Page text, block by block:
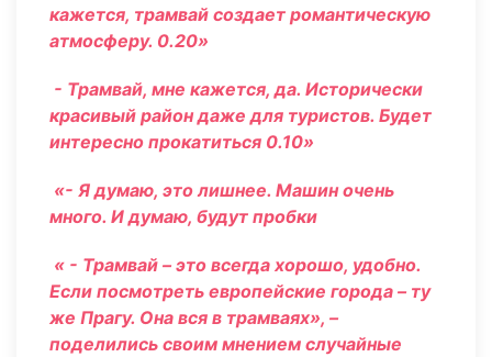
кажется, трамвай создает романтическую
атмосферу. 0.20»
- Трамвай, мне кажется, да. Исторически
красивый район даже для туристов. Будет
интересно прокатиться 0.10»
«- Я думаю, это лишнее. Машин очень
много. И думаю, будут пробки
« - Трамвай – это всегда хорошо, удобно.
Если посмотреть европейские города – ту
же Прагу. Она вся в трамваях», –
поделились своим мнением случайные